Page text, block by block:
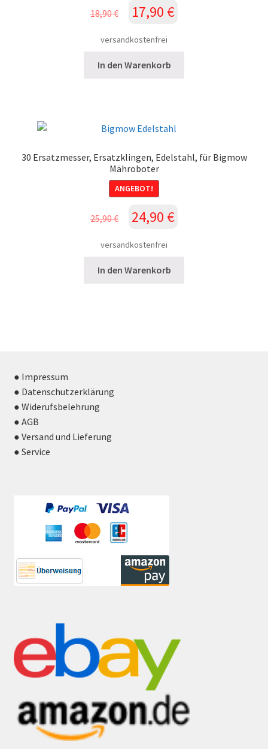
18,90€ Ursprünglicher
war:
17,90 €
versandkostenfrei
In den Warenkorb
30 Ersatzmesser, Ersatzklingen, Edelstahl, für Bigmow
Mähroboter
ANGEBOT!
25,90€ Ursprünglicher
war:
24,90 €
versandkostenfrei
In den Warenkorb
● Impressum
● Datenschutzerklärung
● Widerufsbelehrung
● AGB
● Versand und Lieferung
● Service